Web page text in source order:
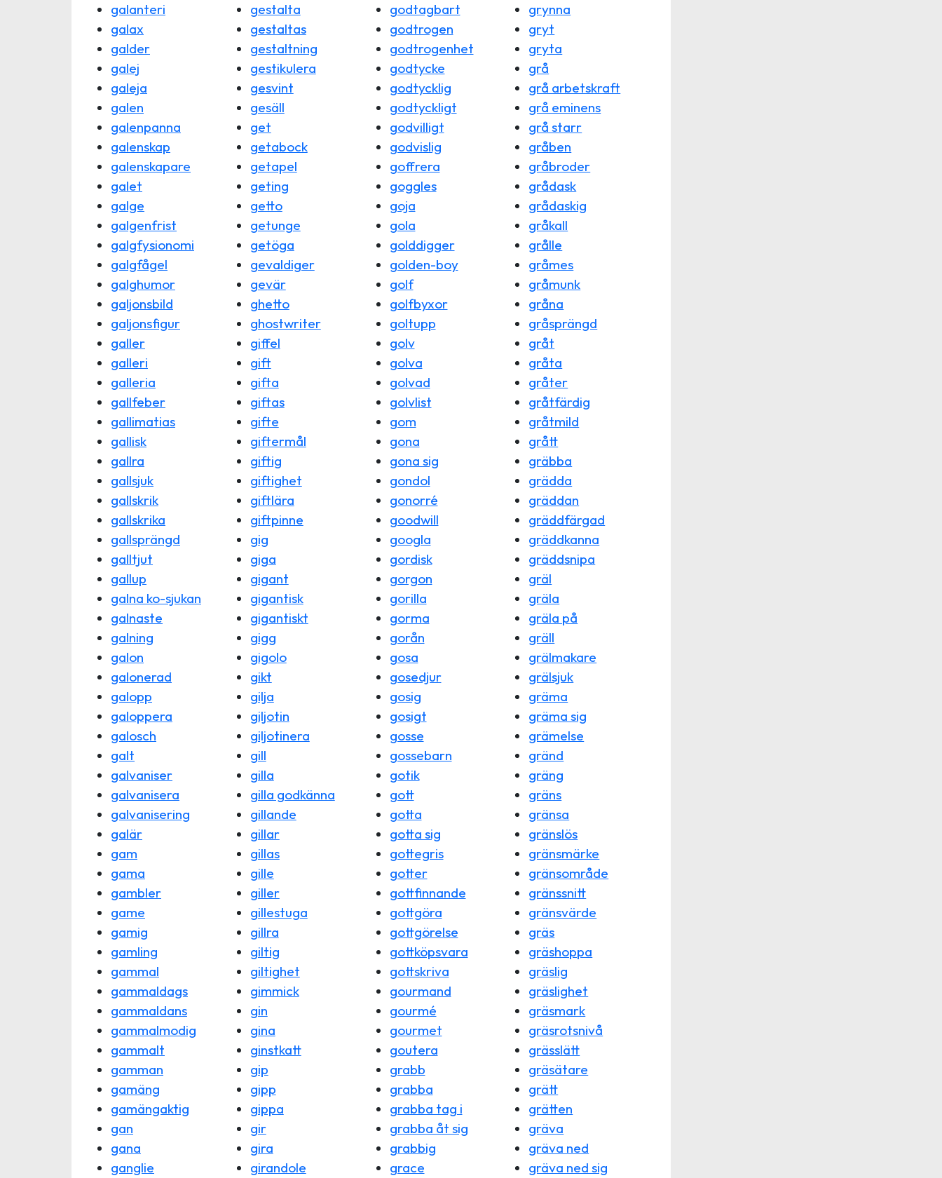
galanteri
galax
galder
galej
galeja
galen
galenpanna
galenskap
galenskapare
galet
galge
galgenfrist
galgfysionomi
galgfågel
galghumor
galjonsbild
galjonsfigur
galler
galleri
galleria
gallfeber
gallimatias
gallisk
gallra
gallsjuk
gallskrik
gallskrika
gallsprängd
galltjut
gallup
galna ko-sjukan
galnaste
galning
galon
galonerad
galopp
galoppera
galosch
galt
galvaniser
galvanisera
galvanisering
galär
gam
gama
gambler
game
gamig
gamling
gammal
gammaldags
gammaldans
gammalmodig
gammalt
gamman
gamäng
gamängaktig
gan
gana
ganglie
gestalta
gestaltas
gestaltning
gestikulera
gesvint
gesäll
get
getabock
getapel
geting
getto
getunge
getöga
gevaldiger
gevär
ghetto
ghostwriter
giffel
gift
gifta
giftas
gifte
giftermål
giftig
giftighet
giftlära
giftpinne
gig
giga
gigant
gigantisk
gigantiskt
gigg
gigolo
gikt
gilja
giljotin
giljotinera
gill
gilla
gilla godkänna
gillande
gillar
gillas
gille
giller
gillestuga
gillra
giltig
giltighet
gimmick
gin
gina
ginstkatt
gip
gipp
gippa
gir
gira
girandole
godtagbart
godtrogen
godtrogenhet
godtycke
godtycklig
godtyckligt
godvilligt
godvislig
goffrera
goggles
goja
gola
golddigger
golden-boy
golf
golfbyxor
goltupp
golv
golva
golvad
golvlist
gom
gona
gona sig
gondol
gonorré
goodwill
googla
gordisk
gorgon
gorilla
gorma
gorån
gosa
gosedjur
gosig
gosigt
gosse
gossebarn
gotik
gott
gotta
gotta sig
gottegris
gotter
gottfinnande
gottgöra
gottgörelse
gottköpsvara
gottskriva
gourmand
gourmé
gourmet
goutera
grabb
grabba
grabba tag i
grabba åt sig
grabbig
grace
grynna
gryt
gryta
grå
grå arbetskraft
grå eminens
grå starr
gråben
gråbroder
grådask
grådaskig
gråkall
grålle
gråmes
gråmunk
gråna
gråsprängd
gråt
gråta
gråter
gråtfärdig
gråtmild
grått
gräbba
grädda
gräddan
gräddfärgad
gräddkanna
gräddsnipa
gräl
gräla
gräla på
gräll
grälmakare
grälsjuk
gräma
gräma sig
grämelse
gränd
gräng
gräns
gränsa
gränslös
gränsmärke
gränsområde
gränssnitt
gränsvärde
gräs
gräshoppa
gräslig
gräslighet
gräsmark
gräsrotsnivå
grässlätt
gräsätare
grätt
grätten
gräva
gräva ned
gräva ned sig